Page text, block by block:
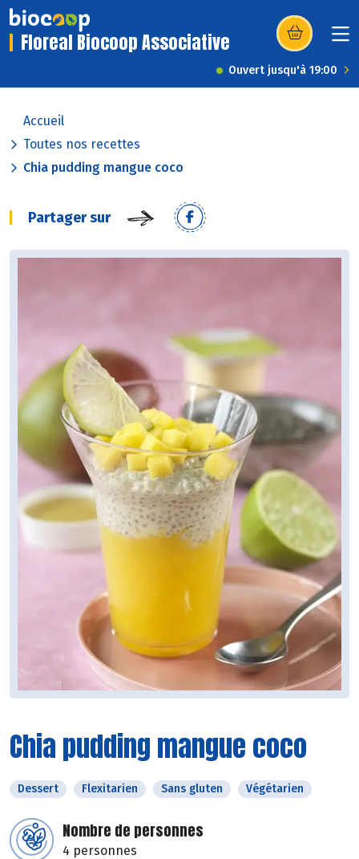
Floreal Biocoop Associative (s’ouvre dans
Ouvert jusqu'à 19:00
Accueil
Toutes nos recettes
Chia pudding mangue coco
Partager sur
Chia pudding mangue coco
Dessert Flexitarien Sans gluten Végétarien
Nombre de personnes
4 personnes